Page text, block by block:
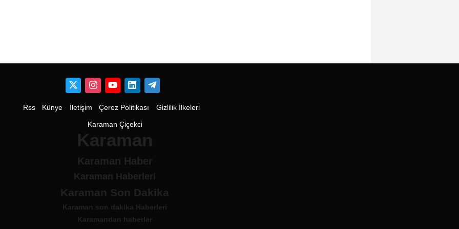
Rss Künye İletişim Çerez Politikası Gizlilik İlkeleri
Karaman Çiçekci
Karaman
Karaman Haber
Karaman Haberleri
Karaman Son Dakika
Karaman son dakika Haberleri
Karamandan haberler